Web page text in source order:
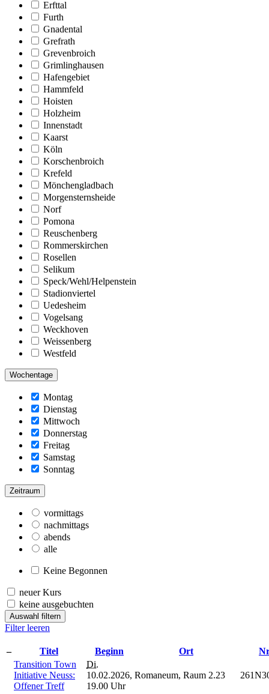
Erfttal
Furth
Gnadental
Grefrath
Grevenbroich
Grimlinghausen
Hafengebiet
Hammfeld
Hoisten
Holzheim
Innenstadt
Kaarst
Köln
Korschenbroich
Krefeld
Mönchengladbach
Morgensternsheide
Norf
Pomona
Reuschenberg
Rommerskirchen
Rosellen
Selikum
Speck/Wehl/Helpenstein
Stadionviertel
Uedesheim
Vogelsang
Weckhoven
Weissenberg
Westfeld
Wochentage
Montag
Dienstag
Mittwoch
Donnerstag
Freitag
Samstag
Sonntag
Zeitraum
vormittags
nachmittags
abends
alle
Keine Begonnen
neuer Kurs
keine ausgebuchten
Auswahl filtern
Filter leeren
– Titel Beginn Ort
Transition Town
Initiative Neuss:
Offener Treff
Di.
10.02.2026,
19.00 Uhr
Romaneum, Raum 2.23